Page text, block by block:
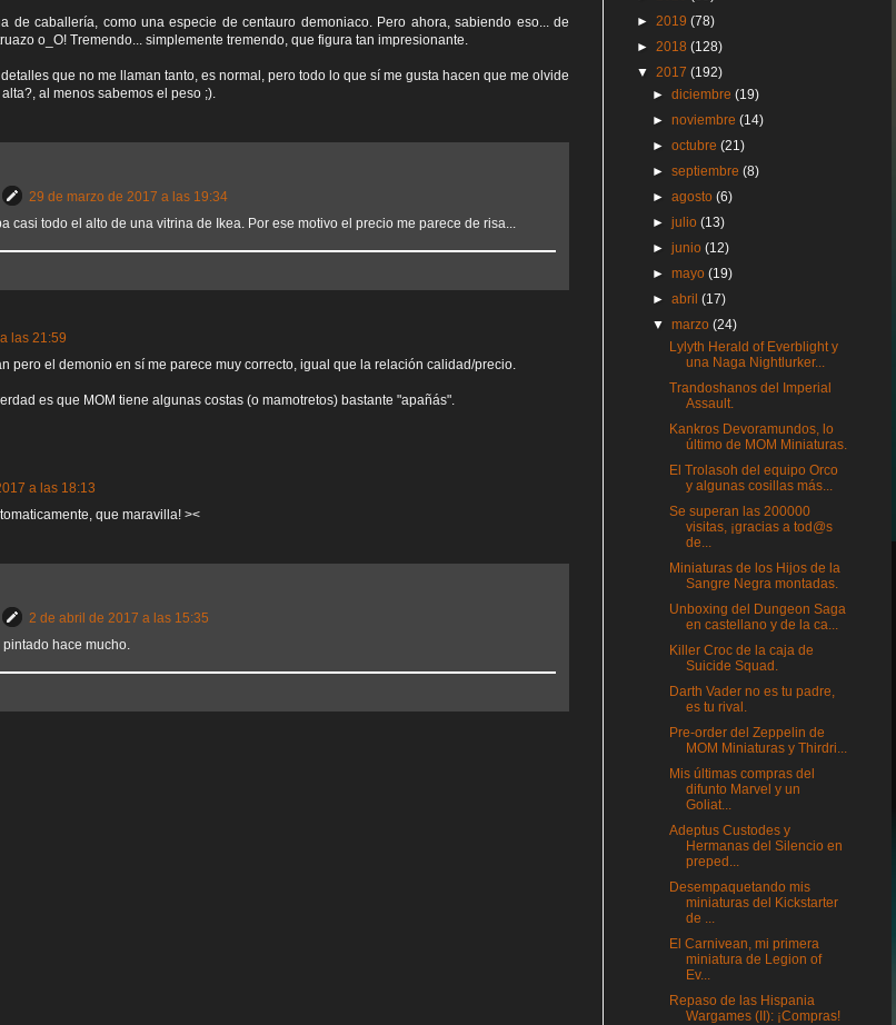
de caballería, como una especie de centauro demoniaco. Pero ahora, sabiendo eso... de
o_O! Tremendo... simplemente tremendo, que figura tan impresionante.
que no me llaman tanto, es normal, pero todo lo que sí me gusta hacen que me olvide
al menos sabemos el peso ;).
29 de marzo de 2017 a las 19:34
casi todo el alto de una vitrina de Ikea. Por ese motivo el precio me parece de risa...
las 21:59
pero el demonio en sí me parece muy correcto, igual que la relación calidad/precio.
es que MOM tiene algunas costas (o mamotretos) bastante "apañás".
a las 18:13
que maravilla! ><
2 de abril de 2017 a las 15:35
pintado hace mucho.
► 2019 (78)
► 2018 (128)
▼ 2017 (192)
►diciembre(19)
►noviembre(14)
►octubre(21)
►septiembre(8)
►agosto(6)
►julio(13)
►junio(12)
►mayo(19)
►abril(17)
▼marzo(24)
Lylyth Herald of Everblight y
una Naga Nightlurker...
Trandoshanos del Imperial
Assault.
Kankros Devoramundos, lo
último de MOM Miniaturas.
El Trolasoh del equipo Orco
y algunas cosillas más...
Se superan las 200000
visitas, ¡gracias a tod@s
de...
Miniaturas de los Hijos de la
Sangre Negra montadas.
Unboxing del Dungeon Saga
en castellano y de la ca...
Killer Croc de la caja de
Suicide Squad.
Darth Vader no es tu padre,
es tu rival.
Pre-order del Zeppelin de
MOM Miniaturas y Thirdri...
Mis últimas compras del
difunto Marvel y un
Goliat...
Adeptus Custodes y
Hermanas del Silencio en
preped...
Desempaquetando mis
miniaturas del Kickstarter
de ...
El Carnivean, mi primera
miniatura de Legion of
Ev...
Repaso de las Hispania
Wargames (II): ¡Compras!